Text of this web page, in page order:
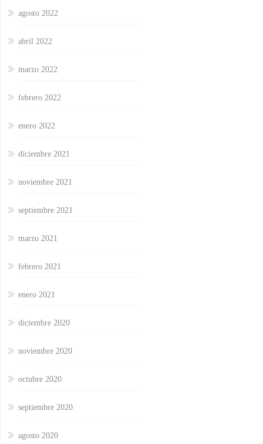
agosto 2022
abril 2022
marzo 2022
febrero 2022
enero 2022
diciembre 2021
noviembre 2021
septiembre 2021
marzo 2021
febrero 2021
enero 2021
diciembre 2020
noviembre 2020
octubre 2020
septiembre 2020
agosto 2020